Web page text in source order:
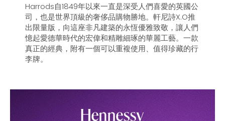
Harrods自1849年以來一直是深受人們喜愛的英國公
司，也是世界頂級的奢侈品購物勝地。軒尼詩X.O推
出限量版，向這座非凡建築的永恆優雅致敬，讓人們
憶起愛德華時代的宏偉和精雕細琢的華麗工藝。一款
真正的經典，附有一個可以重複使用、值得珍藏的行
李牌。